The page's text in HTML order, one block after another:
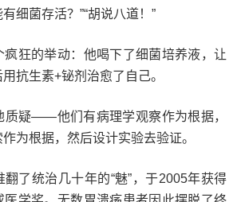
细菌存活？ ”“胡说八道！ ”
疯狂的举动：他喝下了细菌培养液，让
抗生素+铋剂治愈了自己。
质疑——他们有病理学观察作为根据，
为根据，然后设计实验去验证。
翻了统治几十年的“魅”，于2005年获得